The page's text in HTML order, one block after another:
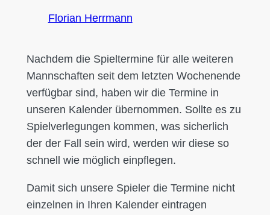
Florian Herrmann
Nachdem die Spieltermine für alle weiteren
Mannschaften seit dem letzten Wochenende
verfügbar sind, haben wir die Termine in
unseren Kalender übernommen. Sollte es zu
Spielverlegungen kommen, was sicherlich
der der Fall sein wird, werden wir diese so
schnell wie möglich einpflegen.
Damit sich unsere Spieler die Termine nicht
einzelnen in Ihren Kalender eintragen